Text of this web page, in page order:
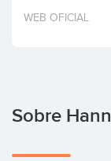
Invertir
WEB OFICIAL
Sobre